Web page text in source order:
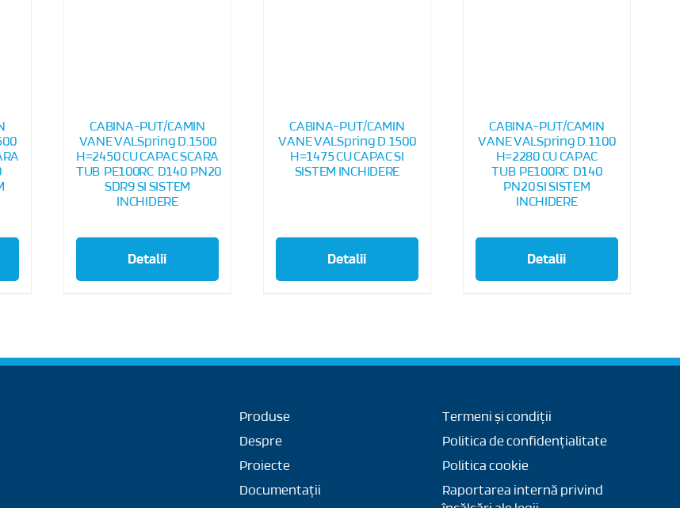
CABINA-PUT/CAMIN
VANE VALSpring D.1500
H=2450 CU CAPAC SCARA
TUB PE100RC D140 PN20
SDR9 SI SISTEM
INCHIDERE
Detalii
CABINA-PUT/CAMIN
VANE VALSpring D.1500
H=1475 CU CAPAC SI
SISTEM INCHIDERE
Detalii
CABINA-PUT/CAMIN
VANE VALSpring D.1100
H=2280 CU CAPAC
TUB PE100RC D140
PN20 SI SISTEM
INCHIDERE
Detalii
Produse
Despre
Proiecte
Documentații
Termeni și condiții
Politica de confidențialitate
Politica cookie
Raportarea internă privind